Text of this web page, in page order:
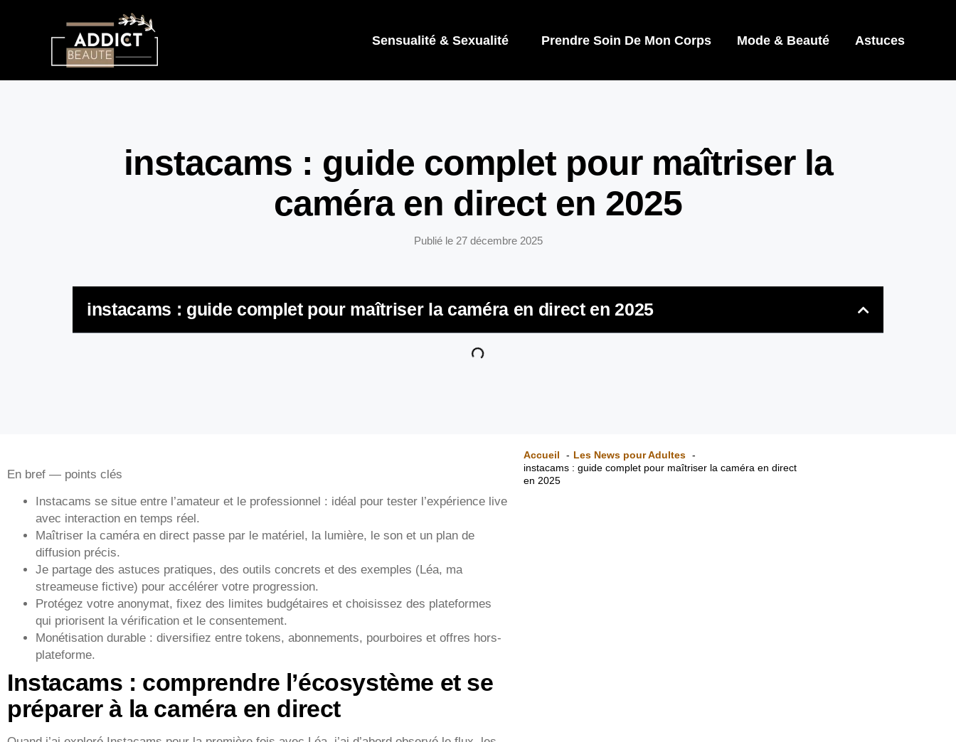
Sensualité & Sexualité Prendre Soin De Mon Corps Mode & Beauté Astuces
instacams : guide complet pour maîtriser la
caméra en direct en 2025
Publié le 27 décembre 2025
instacams : guide complet pour maîtriser la caméra en direct en 2025
En bref — points clés
Instacams se situe entre l’amateur et le professionnel : idéal pour tester l’expérience live
avec interaction en temps réel.
Maîtriser la caméra en direct passe par le matériel, la lumière, le son et un plan de
diffusion précis.
Je partage des astuces pratiques, des outils concrets et des exemples (Léa, ma
streameuse fictive) pour accélérer votre progression.
Protégez votre anonymat, fixez des limites budgétaires et choisissez des plateformes
qui priorisent la vérification et le consentement.
Monétisation durable : diversifiez entre tokens, abonnements, pourboires et offres hors-
plateforme.
Instacams : comprendre l’écosystème et se
préparer à la caméra en direct
Accueil
Les News pour Adultes
instacams : guide complet pour maîtriser la caméra en direct
en 2025